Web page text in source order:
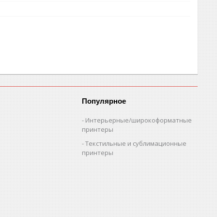
Популярное
Интерьерные/широкоформатные
принтеры
Текстильные и сублимационные
принтеры